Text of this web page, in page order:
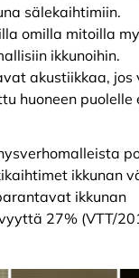
sälekaihtimiin.
omilla mitoilla
ikkunoihin.
akustiikkaa, jos
huoneen puolelle
ikkunan
ikkunan
27% (VTT/